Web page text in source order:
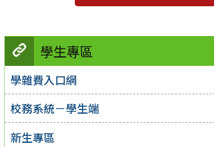
學生專區
學雜費入口網
校務系統－學生端
新生專區